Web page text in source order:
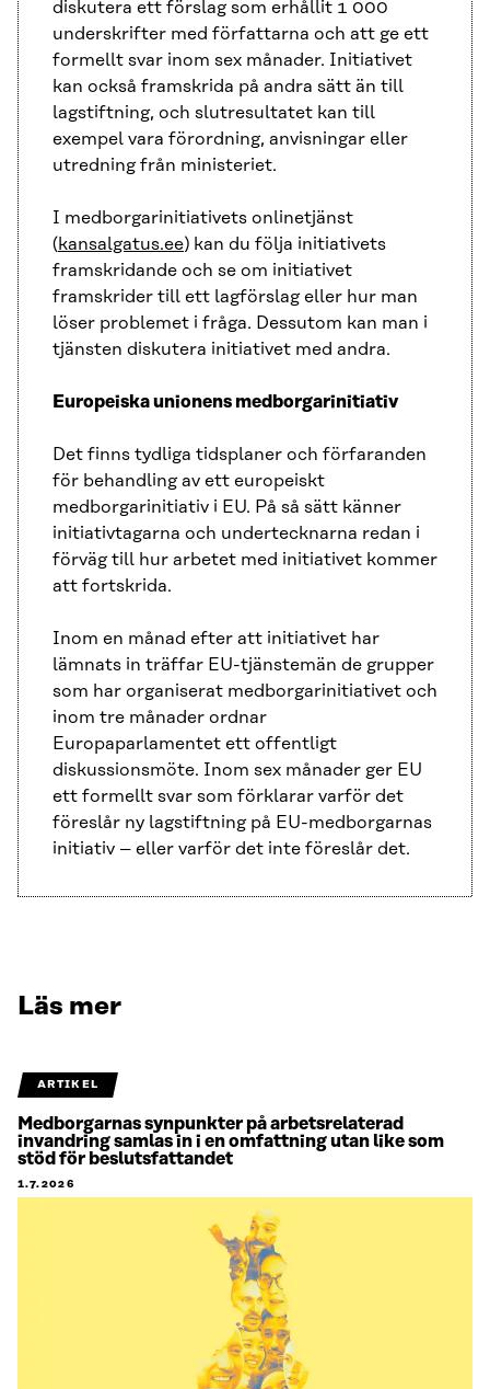
diskutera ett förslag som erhållit 1 000
underskrifter med författarna och att ge ett
formellt svar inom sex månader. Initiativet
kan också framskrida på andra sätt än till
lagstiftning, och slutresultatet kan till
exempel vara förordning, anvisningar eller
utredning från ministeriet.
I medborgarinitiativets onlinetjänst
(kansalgatus.ee) kan du följa initiativets
framskridande och se om initiativet
framskrider till ett lagförslag eller hur man
löser problemet i fråga. Dessutom kan man i
tjänsten diskutera initiativet med andra.
Europeiska unionens medborgarinitiativ
Det finns tydliga tidsplaner och förfaranden
för behandling av ett europeiskt
medborgarinitiativ i EU. På så sätt känner
initiativtagarna och undertecknarna redan i
förväg till hur arbetet med initiativet kommer
att fortskrida.
Inom en månad efter att initiativet har
lämnats in träffar EU-tjänstemän de grupper
som har organiserat medborgarinitiativet och
inom tre månader ordnar
Europaparlamentet ett offentligt
diskussionsmöte. Inom sex månader ger EU
ett formellt svar som förklarar varför det
föreslår ny lagstiftning på EU-medborgarnas
initiativ – eller varför det inte föreslår det.
Läs mer
ARTIKEL
Medborgarnas synpunkter på arbetsrelaterad
invandring samlas in i en omfattning utan like som
stöd för beslutsfattandet
1.7.2026